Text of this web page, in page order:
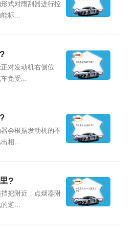
式对雨刮器进行控
标...
对发动机右侧位
免受...
会根据发动机的不
相...
?
把附近，点烟器附
逆...